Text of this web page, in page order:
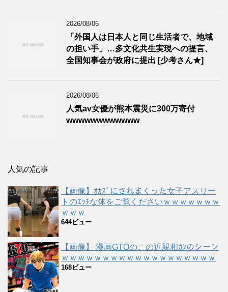
2026/08/06
「外国人は日本人と同じ生活者で、地域
の担い手」…多文化共生実現への提言、
全国知事会が政府に提出 [少考さん★]
2026/08/06
人気av女優が熊本震災に300万寄付
wwwwwwwwwwww
人気の記事
【画像】ｵｶｽﾞにされまくった女子アスリー
トのｴｯﾁな体をご覧くださいｗｗｗｗｗｗｗ
ｗｗｗ
644ビュー
【画像】 漫画GTOのこの近親相ｶﾝのシーン
ｗｗｗｗｗｗｗｗｗｗｗｗｗｗｗｗｗｗｗ
168ビュー